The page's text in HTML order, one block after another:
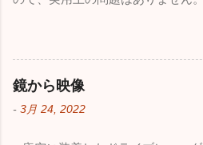
鏡から映像
- 3月 24, 2022